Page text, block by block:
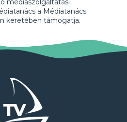
médiaszolgáltatási
a Médiatanács
keretében támogatja.